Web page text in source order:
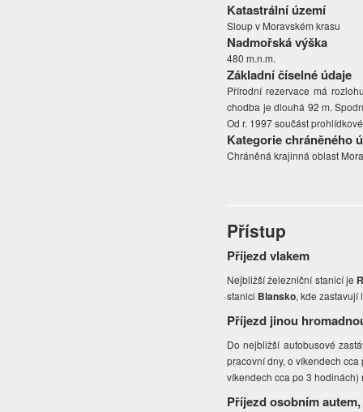
Katastrální území
Sloup v Moravském krasu
Nadmořská výška
480 m.n.m.
Základní číselné údaje
Přírodní rezervace má
chodba je dlouhá 92 m.
Od r. 1997 součást
Kategorie chráněného
Chráněná krajinná oblast
Přístup
Příjezd vlakem
Nejbližší železniční stanicí je
stanici Blansko, kde zastavují
Příjezd jinou
Do nejbližší autobusové
pracovní dny, o víkendech
víkendech cca po 3
Příjezd osobním